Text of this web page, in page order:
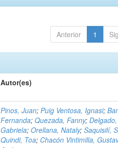
Anterior 1
Autor(es)
Pinos, Juan;Puig Ventosa, Ignasi;
Fernanda;Quezada, Fanny;Delgado,
Gabriela;Orellana, Nataly;Saquisilí,
Quindi, Toa; Chacón Vintimilla,